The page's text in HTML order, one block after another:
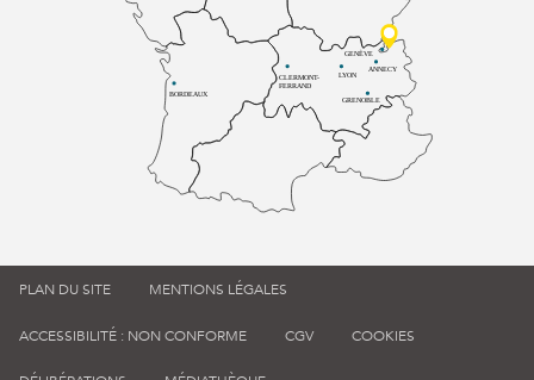
BORDEAUX
CLERMONT-
FERRAND
LYON
ANNECY
GRENOBLE
GENÈVE
PLAN DU SITE MENTIONS LÉGALES
ACCESSIBILITÉ : NON CONFORME CGV COOKIES